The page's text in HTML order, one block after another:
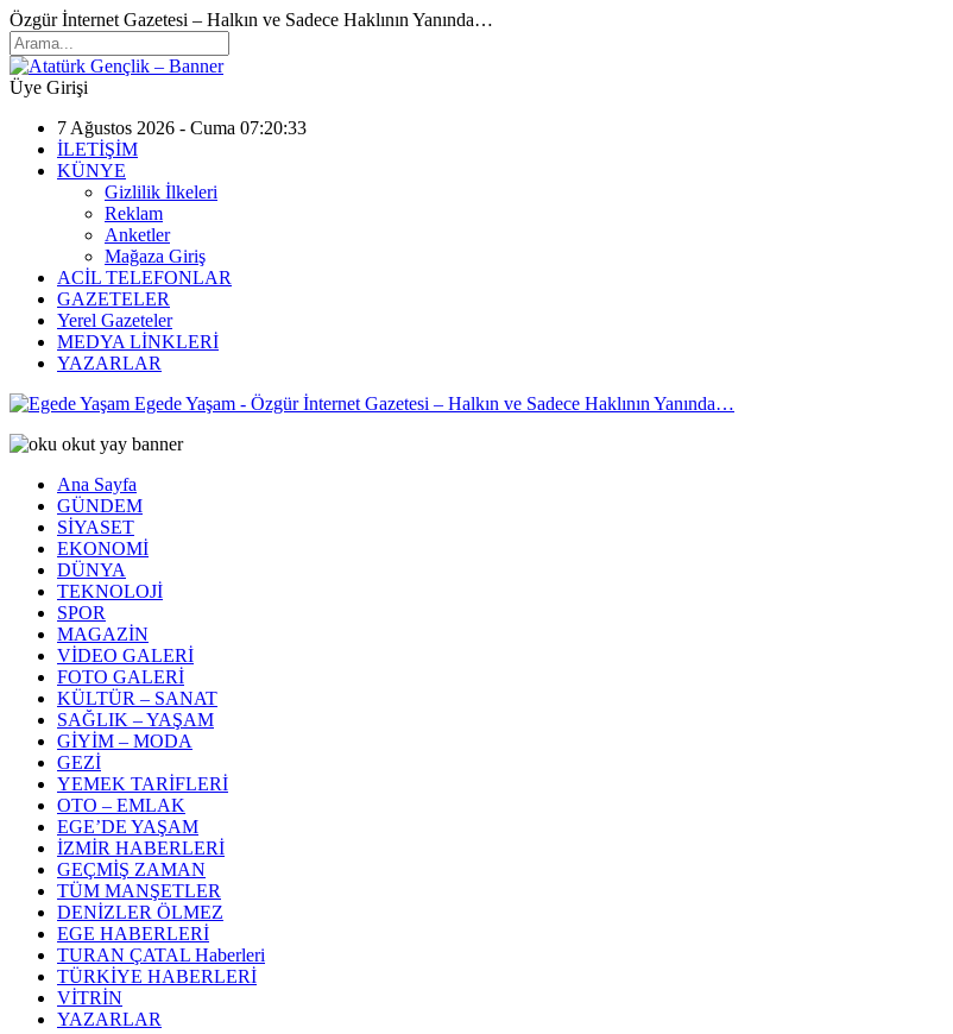
Özgür İnternet Gazetesi – Halkın ve Sadece Haklının Yanında…
Üye Girişi
7 Ağustos 2026 - Cuma 07:20:33
İLETİŞİM
KÜNYE
Gizlilik İlkeleri
Reklam
Anketler
Mağaza Giriş
ACİL TELEFONLAR
GAZETELER
Yerel Gazeteler
MEDYA LİNKLERİ
YAZARLAR
Egede Yaşam - Özgür İnternet Gazetesi – Halkın ve Sadece Haklının Yanında…
Ana Sayfa
GÜNDEM
SİYASET
EKONOMİ
DÜNYA
TEKNOLOJİ
SPOR
MAGAZİN
VİDEO GALERİ
FOTO GALERİ
KÜLTÜR – SANAT
SAĞLIK – YAŞAM
GİYİM – MODA
GEZİ
YEMEK TARİFLERİ
OTO – EMLAK
EGE’DE YAŞAM
İZMİR HABERLERİ
GEÇMİŞ ZAMAN
TÜM MANŞETLER
DENİZLER ÖLMEZ
EGE HABERLERİ
TURAN ÇATAL Haberleri
TÜRKİYE HABERLERİ
VİTRİN
YAZARLAR